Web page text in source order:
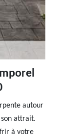
autour
attrait.
à votre